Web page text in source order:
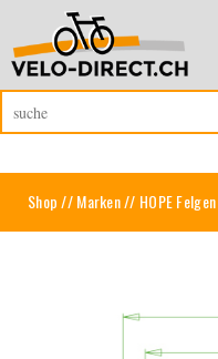
Shop//Marken// HOPE Felgen